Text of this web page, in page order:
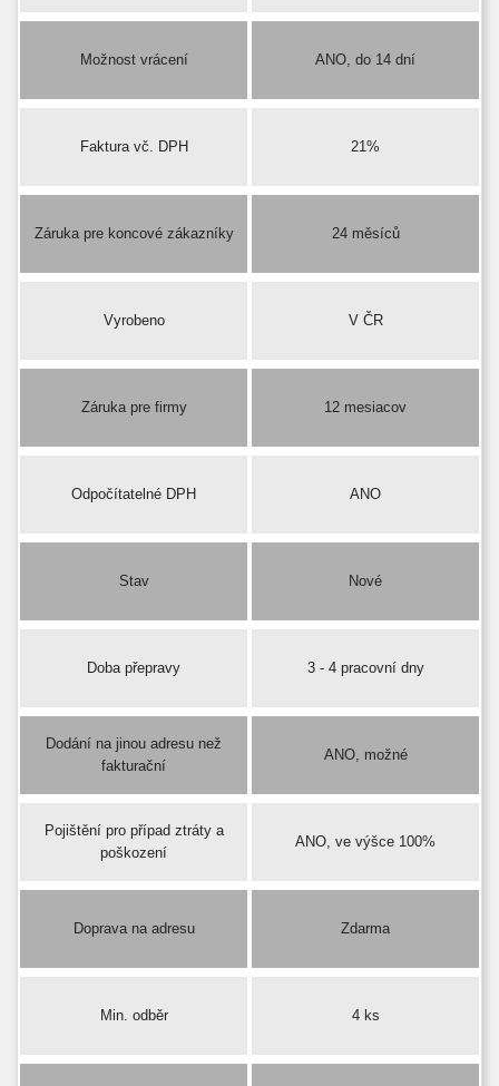
Možnost vrácení ANO, do 14 dní
Faktura vč. DPH 21%
Záruka pre koncové zákazníky 24 měsíců
Vyrobeno V ČR
Záruka pre firmy 12 mesiacov
Odpočítatelné DPH ANO
Stav Nové
Doba přepravy 3 - 4 pracovní dny
Dodání na jinou adresu než
fakturační
ANO, možné
Pojištění pro případ ztráty a
poškození
ANO, ve výšce 100%
Doprava na adresu Zdarma
Min. odběr 4 ks